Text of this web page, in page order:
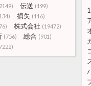
伝送 (199)
損失 (116)
株式会社 (19472)
(756) 総合 (901)